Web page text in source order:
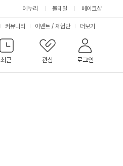
에누리 몰테일 메이크샵
최근
관심 로그인
커뮤니티 이벤트 / 체험단 서
비
스
더보기